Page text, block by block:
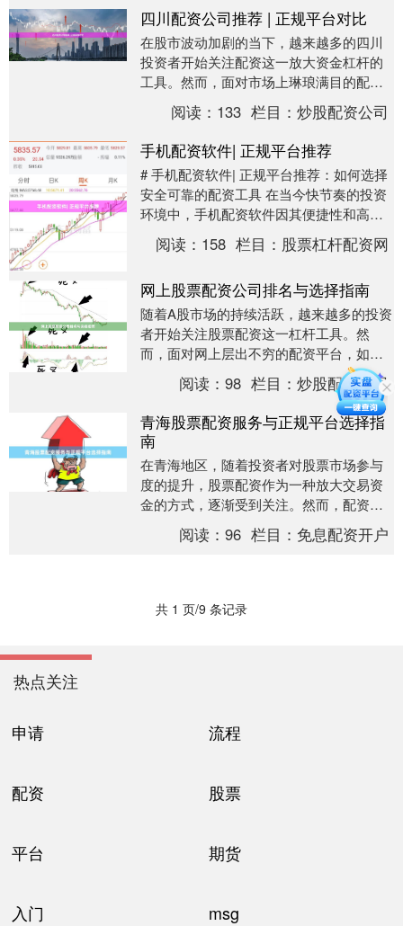
四川配资公司推荐 | 正规平台对比
在股市波动加剧的当下，越来越多的四川
投资者开始关注配资这一放大资金杠杆的
工具。然而，面对市场上琳琅满目的配资
公司，如何选择一家正规、安全、费率合
理的平台，成为许....
阅读： 133 栏目：炒股配资公司
手机配资软件| 正规平台推荐
# 手机配资软件| 正规平台推荐：如何选择
安全可靠的配资工具 在当今快节奏的投资
环境中，手机配资软件因其便捷性和高效
性，已成为越来越多投资者进行杠杆操作
的首选工....
阅读： 158 栏目： 股票杠杆配资网
网上股票配资公司排名与选择指南
随着A股市场的持续活跃，越来越多的投资
者开始关注股票配资这一杠杆工具。然
而，面对网上层出不穷的配资平台，如何
甄别正规公司、避免踩坑，成为投资者最
关心的问题。本文....
阅读：98 栏目：炒股配资公司
青海股票配资服务与正规平台选择指
南
在青海地区，随着投资者对股票市场参与
度的提升，股票配资作为一种放大交易资
金的方式，逐渐受到关注。然而，配资市
场鱼龙混杂，选择正规平台至关重要。本
文将为您提供青海....
阅读：96 栏目： 免息配资开户
共 1 页/9 条记录
热点关注
申请 流程
配资 股票
平台 期货
入门 msg